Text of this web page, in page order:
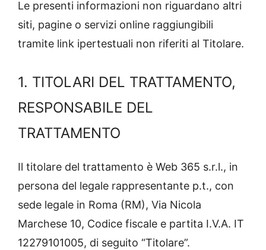
Le presenti informazioni non riguardano altri
siti, pagine o servizi online raggiungibili
tramite link ipertestuali non riferiti al Titolare.
1. TITOLARI DEL TRATTAMENTO,
RESPONSABILE DEL
TRATTAMENTO
Il titolare del trattamento è Web 365 s.r.l., in
persona del legale rappresentante p.t., con
sede legale in Roma (RM), Via Nicola
Marchese 10, Codice fiscale e partita I.V.A. IT
12279101005, di seguito “Titolare”.